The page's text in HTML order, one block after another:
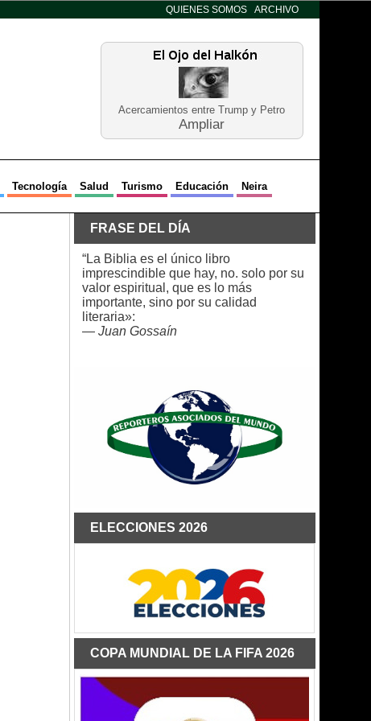
QUIENES SOMOS ARCHIVO
Acercamientos entre Trump y Petro
Ampliar
Tecnología Salud Turismo Educación Neira
FRASE DEL DÍA
“La Biblia es el único libro
imprescindible que hay, no. solo por su
valor espiritual, que es lo más
importante, sino por su calidad
literaria»:
— Juan Gossaín
ELECCIONES 2026
COPA MUNDIAL DE LA FIFA 2026